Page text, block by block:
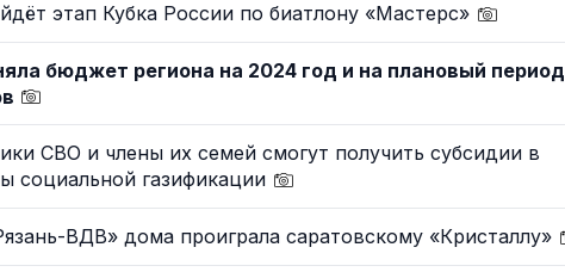
этап Кубка России по биатлону «Мастерс»
бюджет региона на 2024 год и на плановый период
СВО и члены их семей смогут получить субсидии в
социальной газификации
ВДВ» дома проиграла саратовскому «Кристаллу»